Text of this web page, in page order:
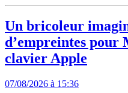
Un bricoleur
d’empreintes pour
clavier Apple
07/08/2026 à 15:36